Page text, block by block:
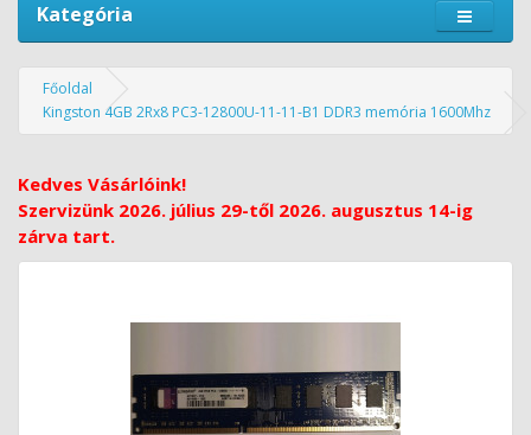
Kategória
Főoldal
Kingston 4GB 2Rx8 PC3-12800U-11-11-B1 DDR3 memória 1600Mhz
Kedves Vásárlóink!
Szervizünk 2026. július 29-től 2026. augusztus 14-ig
zárva tart.